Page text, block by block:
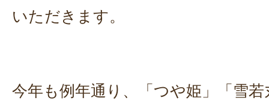
いただきます。
今年も例年通り、「つや姫」「雪